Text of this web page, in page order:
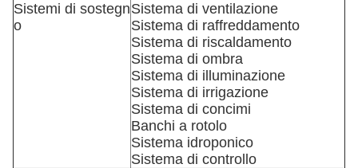
Sistemi di sostegn
o
Sistema di ventilazione
Sistema di raffreddamento
Sistema di riscaldamento
Sistema di ombra
Sistema di illuminazione
Sistema di irrigazione
Sistema di concimi
Banchi a rotolo
Sistema idroponico
Sistema di controllo